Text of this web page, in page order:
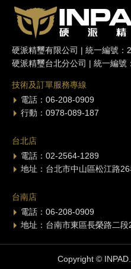
硬派精璽有限公司 | 統一編號：
硬派精璽台北分公司 | 統一編號
技術及訂單服務專線
電話：06-208-0909
行動：0978-089-187
台北店
電話：02-2564-1289
地址：台北市中山區松江路
台南店
電話：06-208-0909
地址：台南市東區長榮路二段
Copyright ©